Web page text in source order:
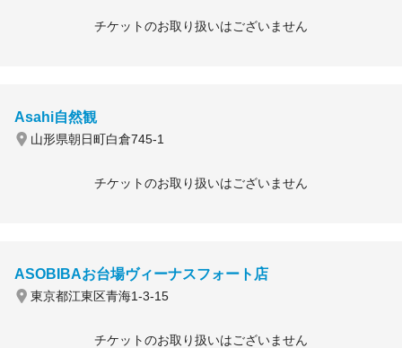
チケットのお取り扱いはございません
Asahi自然観
山形県朝日町白倉745-1
チケットのお取り扱いはございません
ASOBIBAお台場ヴィーナスフォート店
東京都江東区青海1-3-15
チケットのお取り扱いはございません